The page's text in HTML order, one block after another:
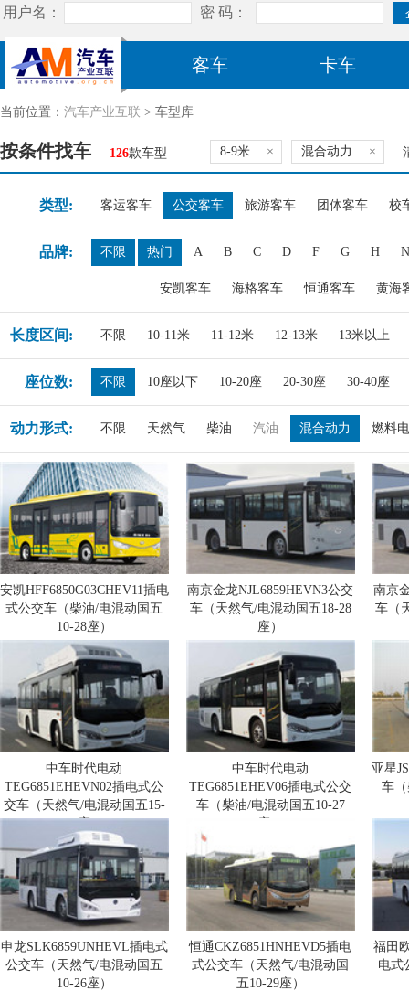
客车 卡车
当前位置： 汽车产业互联 > 车型库
按条件找车 126款车型 8-9米 × 混合动力 ×
类型: 客运客车 公交客车 旅游客车 团体客车 校
品牌: 不限 热门 A B C D F G H N
安凯客车 海格客车 恒通客车 黄海
长度区间: 不限 10-11米 11-12米 12-13米 13米以上
座位数: 不限 10座以下 10-20座 20-30座 30-40座
动力形式: 不限 天然气 柴油 汽油 混合动力 燃料
安凯HFF6850G03CHEV11插电
式公交车（柴油/电混动国五
10-28座）
南京金龙NJL6859HEVN3公交
车（天然气/电混动国五18-28
座）
南京
车（
中车时代电动
TEG6851EHEVN02插电式公
交车（天然气/电混动国五15-
27座）
中车时代电动
TEG6851EHEV06插电式公交
车（柴油/电混动国五10-27
亚星
车
申龙SLK6859UNHEVL插电式
公交车（天然气/电混动国五
10-26座）
恒通CKZ6851HNHEVD5插电
式公交车（天然气/电混动国
五10-29座）
福田
电式